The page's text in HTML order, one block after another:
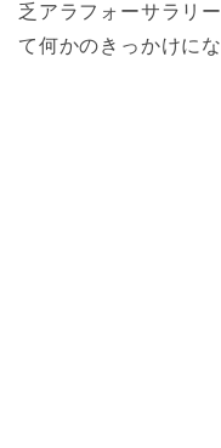
乏アラフォーサラリ
て何かのきっかけに